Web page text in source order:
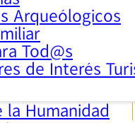
Arqueólogicos
Tod@s
de Interés
la Humanidad